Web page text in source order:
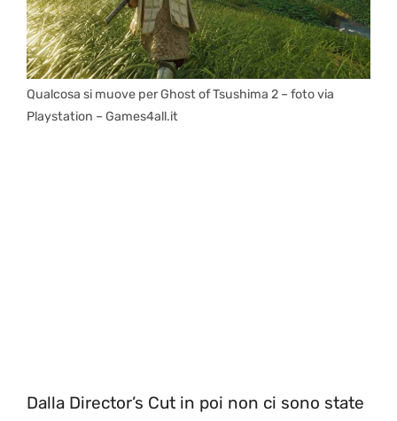
Qualcosa si muove per Ghost of Tsushima 2 – foto via
Playstation – Games4all.it
Dalla Director’s Cut in poi non ci sono state